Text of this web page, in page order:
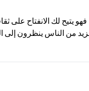
يتيح لك الانفتاح على
من الناس ينظرون